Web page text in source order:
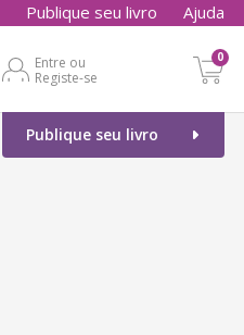
Publique seu livro Ajuda
Entre ou
Registe-se
0
Publique seu livro